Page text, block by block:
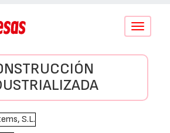
Conmutar